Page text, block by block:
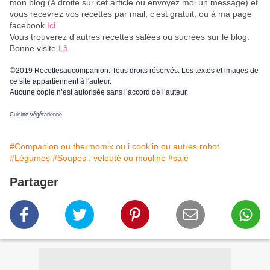
mon blog (à droite sur cet article ou envoyez moi un message) et
vous recevrez vos recettes par mail, c’est gratuit , ou à ma page
facebook Ici
Vous trouverez d'autres recettes salées ou sucrées sur le blog.
Bonne visite Là
©2019 Recettesaucompanion. Tous droits réservés. Les textes et images de
ce site appartiennent à l'auteur.
Aucune copie n’est autorisée sans l’accord de l’auteur.
Cuisine végétarienne
#Companion ou thermomix ou i cook'in ou autres robot
#Légumes #Soupes : velouté ou mouliné #salé
Partager